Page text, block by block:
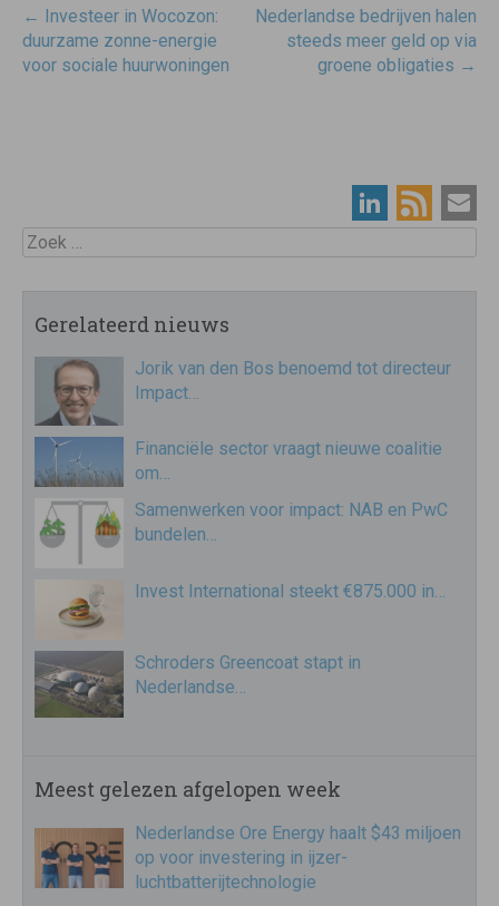
Post
navigatie
← Investeer in Wocozon:
duurzame zonne-energie
voor sociale huurwoningen
Nederlandse bedrijven halen
steeds meer geld op via
groene obligaties →
Zoek
Gerelateerd nieuws
Jorik van den Bos benoemd tot directeur
Impact…
Financiële sector vraagt nieuwe coalitie
om…
Samenwerken voor impact: NAB en PwC
bundelen…
Invest International steekt €875.000 in…
Schroders Greencoat stapt in
Nederlandse…
Meest gelezen afgelopen week
Nederlandse Ore Energy haalt $43 miljoen
op voor investering in ijzer-
luchtbatterijtechnologie